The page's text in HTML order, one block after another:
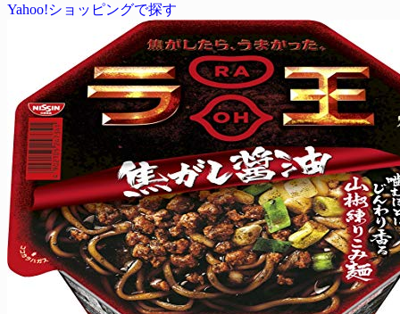
Yahoo!ショッピングで探す